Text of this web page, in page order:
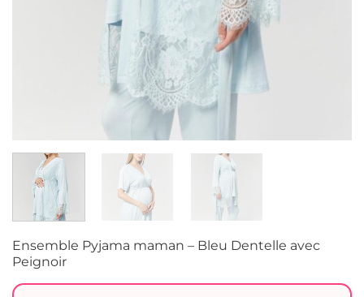
Ensemble Pyjama maman – Bleu Dentelle avec
Peignoir